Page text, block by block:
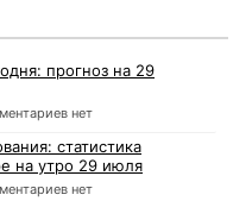
прогноз на 29
нет
статистика
на утро 29 июля
нет